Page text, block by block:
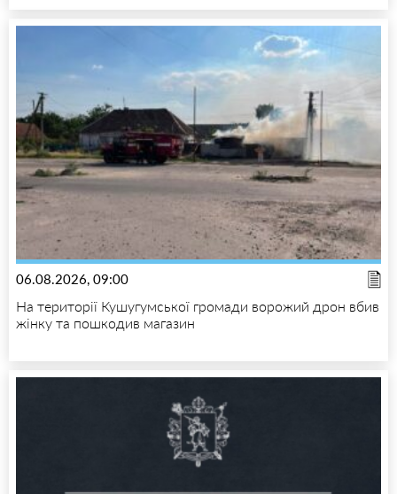
06.08.2026, 09:00
На території Кушугумської громади ворожий дрон вбив
жінку та пошкодив магазин